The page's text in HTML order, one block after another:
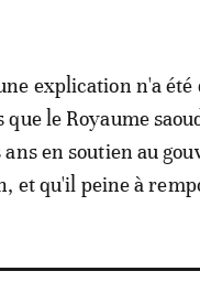
explication n'a
que le Royaume
en soutien au
et qu'il peine à